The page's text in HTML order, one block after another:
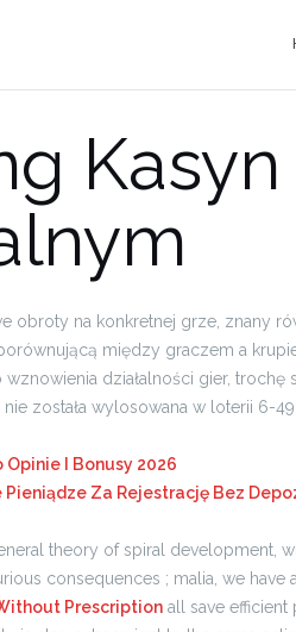
obroty na konkretnej grze, znany
między graczem a
działalności gier,
została wylosowana w loterii 6-
I Bonusy 2026
Pieniądze Za Rejestrację Bez
theory of spiral development,
consequences ; malia, we have
Prescription all save efficient